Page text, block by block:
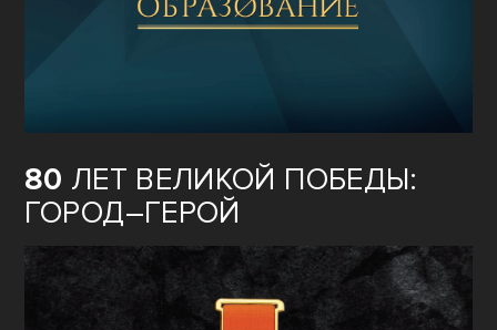
80 ЛЕТ ВЕЛИКОЙ ПОБЕДЫ:
ГОРОД–ГЕРОЙ